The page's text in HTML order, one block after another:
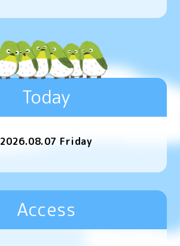
Today
2026.08.07 Friday
Access